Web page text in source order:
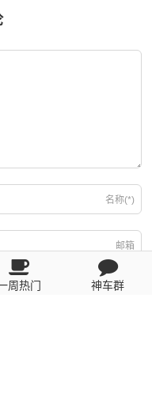
名称(*)
邮箱
周热门 神车群